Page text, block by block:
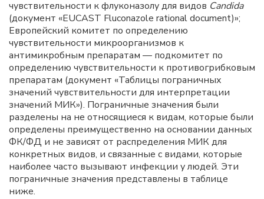
чувствительности к флуконазолу для видов Candida
(документ «EUCAST Fluconazole rational document)»;
Европейский комитет по определению
чувствительности микроорганизмов к
антимикробным препаратам — подкомитет по
определению чувствительности к противогрибковым
препаратам (документ «Таблицы пограничных
значений чувствительности для интерпретации
значений МИК»). Пограничные значения были
разделены на не относящиеся к видам, которые были
определены преимущественно на основании данных
ФК/ФД и не зависят от распределения МИК для
конкретных видов, и связанные с видами, которые
наиболее часто вызывают инфекции у людей. Эти
пограничные значения представлены в таблице
ниже.